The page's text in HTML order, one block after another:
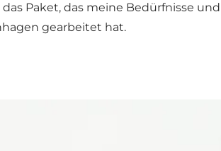
Paket, das meine Bedürfnisse
gearbeitet hat.